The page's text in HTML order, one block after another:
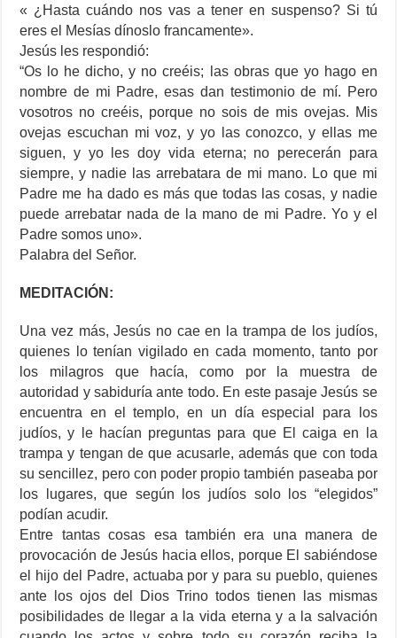
« ¿Hasta cuándo nos vas a tener en suspenso? Si tú
eres el Mesías dínoslo francamente».
Jesús les respondió:
“Os lo he dicho, y no creéis; las obras que yo hago en
nombre de mi Padre, esas dan testimonio de mí. Pero
vosotros no creéis, porque no sois de mis ovejas. Mis
ovejas escuchan mi voz, y yo las conozco, y ellas me
siguen, y yo les doy vida eterna; no perecerán para
siempre, y nadie las arrebatara de mi mano. Lo que mi
Padre me ha dado es más que todas las cosas, y nadie
puede arrebatar nada de la mano de mi Padre. Yo y el
Padre somos uno».
Palabra del Señor.
MEDITACIÓN:
Una vez más, Jesús no cae en la trampa de los judíos,
quienes lo tenían vigilado en cada momento, tanto por
los milagros que hacía, como por la muestra de
autoridad y sabiduría ante todo. En este pasaje Jesús se
encuentra en el templo, en un día especial para los
judíos, y le hacían preguntas para que El caiga en la
trampa y tengan de que acusarle, además que con toda
su sencillez, pero con poder propio también paseaba por
los lugares, que según los judíos solo los “elegidos”
podían acudir.
Entre tantas cosas esa también era una manera de
provocación de Jesús hacia ellos, porque El sabiéndose
el hijo del Padre, actuaba por y para su pueblo, quienes
ante los ojos del Dios Trino todos tienen las mismas
posibilidades de llegar a la vida eterna y a la salvación